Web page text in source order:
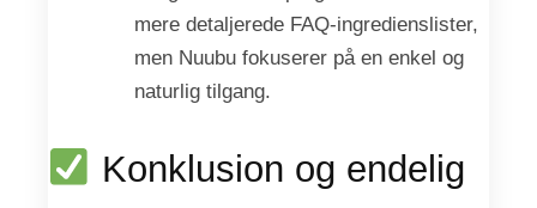
mere detaljerede FAQ-ingredienslister,
men Nuubu fokuserer på en enkel og
naturlig tilgang.
Konklusion og endelig